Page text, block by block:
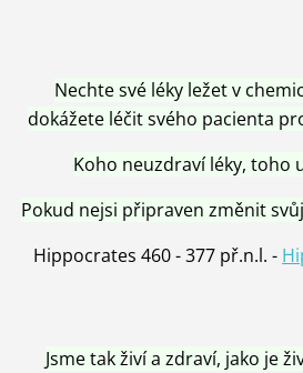
Nechte své léky ležet v
dokážete léčit svého pacienta
Koho neuzdraví léky, toho
Pokud nejsi připraven změnit
Hippocrates 460 - 377 př.n.l. -
Jsme tak živí a zdraví, jako je